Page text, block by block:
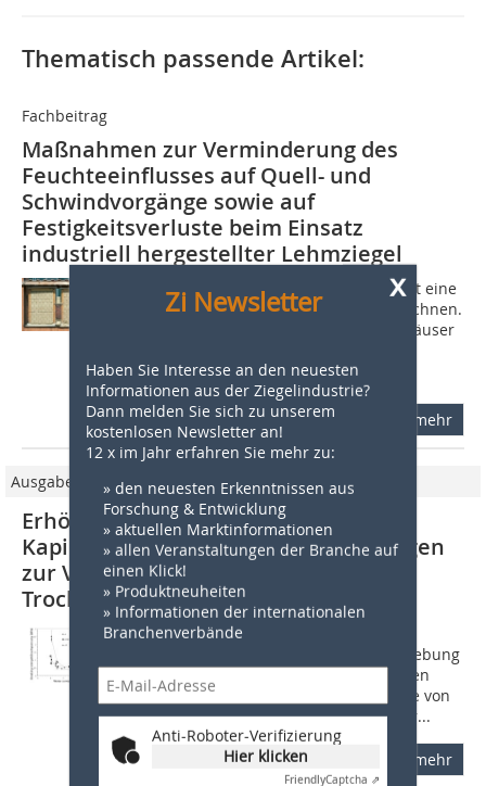
x
Zi Newsletter
Haben Sie Interesse an den neuesten
Informationen aus der Ziegelindustrie?
Dann melden Sie sich zu unserem
kostenlosen Newsletter an!
12 x im Jahr erfahren Sie mehr zu:
» den neuesten Erkenntnissen aus
Forschung & Entwicklung
» aktuellen Marktinformationen
» allen Veranstaltungen der Branche auf
einen Klick!
» Produktneuheiten
» Informationen der internationalen
Branchenverbände
Anti-Roboter-Verifizierung
Hier klicken
FriendlyCaptcha ⇗
Thematisch passende Artikel:
Fachbeitrag
Maßnahmen zur Verminderung des
Feuchteeinflusses auf Quell- und
Schwindvorgänge sowie auf
Festigkeitsverluste beim Einsatz
industriell hergestellter Lehmziegel
1 Einleitung Seit den 1980er-Jahren ist eine
Renaissance des Lehmbaus zu verzeichnen.
Die Zeiten, in denen Menschen, die Häuser
angehörten und als Öko-Freaks...
mehr
Ausgabe 6/2011
Erhöhung des hydrostatischen
Kapillarzuges in nassen Ziegelrohlingen
zur Verminderung der
Trockenbruchanfälligkeit
1 Hintergrund und Problemstellung
Ziegelrohlinge liegen nach der Formgebung
als kapillarporöse Festkörper vor, deren
Poren mit Wasser gefüllt sind, und die von
einer Wasserhülle umgeben sind. Der...
mehr